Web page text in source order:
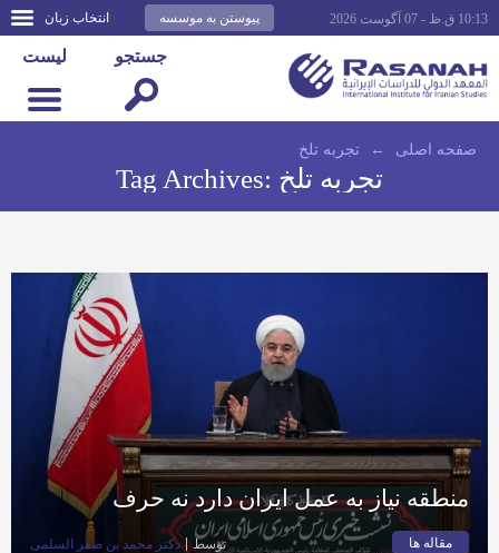
انتخاب زبان پیوستن به موسسه 10:13 ق.ظ - 07 آگوست 2026
لیست جستجو
صفحه اصلى ← تجربه تلخ
Tag Archives: تجربه تلخ
منطقه نیاز به عمل ایران دارد نه حرف
مقاله ها توسط دكتر محمد بن صقر السلمى